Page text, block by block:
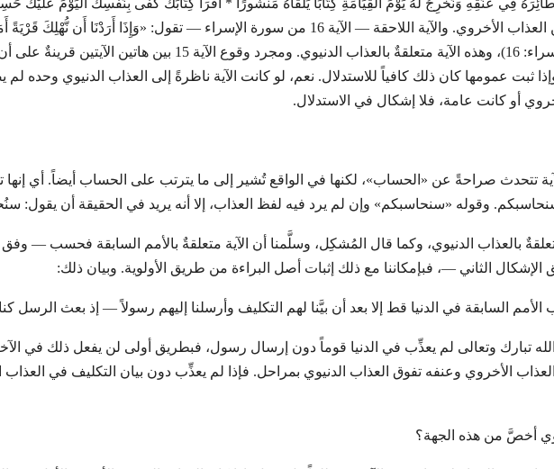
بوضوح بالقيامة وتتحدث عن العذاب الأخروي. والآية اللاحقة — الآية 16 من سورة الإسراء —
الْقَوْلُ فَدَمَّرْنَاهَا تَدْمِيرًا» (الإسراء: 16)، وهذه الآية متعلقةٌ بالعذاب
ثبت عمومها كان ذلك كافياً للاستدلال. نعم، لو كانت الآية ناظرةً إلى العذاب الدنيوي وحده لم
أو كانت عامة، فلا إشكال في الاستدلال.
تتحدث صراحةً عن «الحساب»، لكنها في الواقع تُشير إلى ما يترتب على الحساب أيضاً. أي
وقوله «سنحاسبكم» وإن لم يرد فيه لفظ العذاب، إلا أنه يريد في الحقيقة أن يقول:
متعلقةٌ بالعذاب الدنيوي، وكما قال المُشكِل، وسلَّمنا أن الآية متعلقةٌ بالأمم السابقة فحسب —
الثاني —، فبإمكاننا مع ذلك إثبات أصل البراءة من طريق الأولوية. وبيان ذلك:
الأمم السابقة في الدنيا قط إلا بعد أن بيَّنا لهم التكليف وأرسلنا إليهم رسولاً — إذ بعث الرسل
تبارك وتعالى لم يعذِّب في الدنيا قوماً دون إرسال رسول، فبطريق أولى لن يفعل ذلك في
الأخروي وعنفه تفوق العذاب الدنيوي بمراحل. فإذا لم يعذِّب دون بيان التكليف في
أخصَّ من هذه الجهة؟